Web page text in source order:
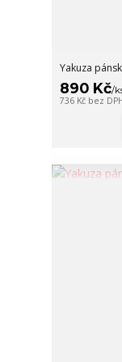
Yakuza
890 Kč/
736 Kč bez